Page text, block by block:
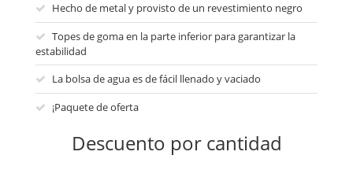
Hecho de metal y provisto de un revestimiento negro
Topes de goma en la parte inferior para garantizar la
estabilidad
La bolsa de agua es de fácil llenado y vaciado
¡Paquete de oferta
Descuento por cantidad